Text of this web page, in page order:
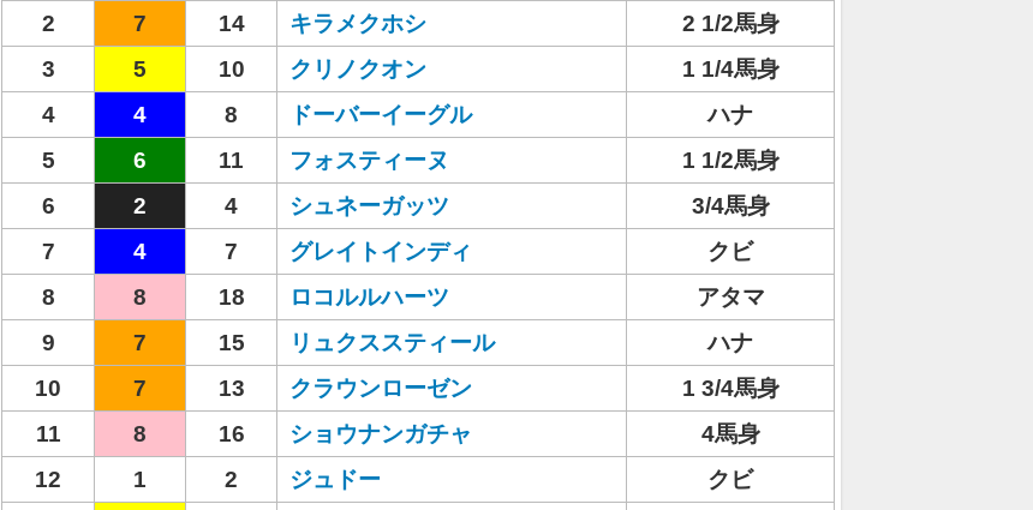
2
7 14 キラメクホシ
2 1/2馬身
3
5 10 クリノクオン
1 1/4馬身
4
4 8 ドーバーイーグル
ハナ
5
6 11 フォスティーヌ
1 1/2馬身
6
2 4 シュネーガッツ
3/4馬身
7
4 7 グレイトインディ
クビ
8
8 18 ロコルルハーツ
アタマ
9
7 15 リュクススティール
ハナ
10
7 13 クラウンローゼン
1 3/4馬身
11
8 16 ショウナンガチャ
4馬身
12
1 2 ジュドー
クビ